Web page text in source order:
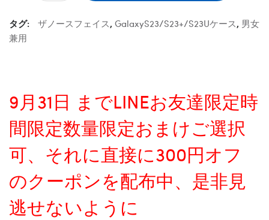
タグ: ザノースフェイス, GalaxyS23/S23+/S23Uケース, 男女
兼用
9月31日 までLINEお友達限定時
間限定数量限定おまけご選択
可、それに直接に300円オフ
のクーポンを配布中、是非見
逃せないように